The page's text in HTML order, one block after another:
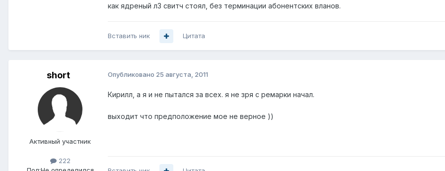
как ядреный л3 свитч стоял, без терминации абонентских вланов.
Вставить ник Цитата
short
Активный участник
222
Опубликовано 25 августа, 2011
Кирилл, а я и не пытался за всех. я не зря с ремарки начал.
выходит что предположение мое не верное ))